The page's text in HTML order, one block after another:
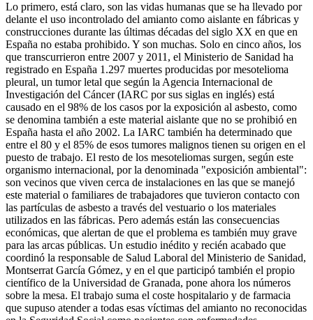
Lo primero, está claro, son las vidas humanas que se ha llevado por
delante el uso incontrolado del amianto como aislante en fábricas y
construcciones durante las últimas décadas del siglo XX en que en
España no estaba prohibido. Y son muchas. Solo en cinco años, los
que transcurrieron entre 2007 y 2011, el Ministerio de Sanidad ha
registrado en España 1.297 muertes producidas por mesotelioma
pleural, un tumor letal que según la Agencia Internacional de
Investigación del Cáncer (IARC por sus siglas en inglés) está
causado en el 98% de los casos por la exposición al asbesto, como
se denomina también a este material aislante que no se prohibió en
España hasta el año 2002. La IARC también ha determinado que
entre el 80 y el 85% de esos tumores malignos tienen su origen en el
puesto de trabajo. El resto de los mesoteliomas surgen, según este
organismo internacional, por la denominada "exposición ambiental":
son vecinos que viven cerca de instalaciones en las que se manejó
este material o familiares de trabajadores que tuvieron contacto con
las partículas de asbesto a través del vestuario o los materiales
utilizados en las fábricas. Pero además están las consecuencias
económicas, que alertan de que el problema es también muy grave
para las arcas públicas. Un estudio inédito y recién acabado que
coordinó la responsable de Salud Laboral del Ministerio de Sanidad,
Montserrat García Gómez, y en el que participó también el propio
científico de la Universidad de Granada, pone ahora los números
sobre la mesa. El trabajo suma el coste hospitalario y de farmacia
que supuso atender a todas esas víctimas del amianto no reconocidas